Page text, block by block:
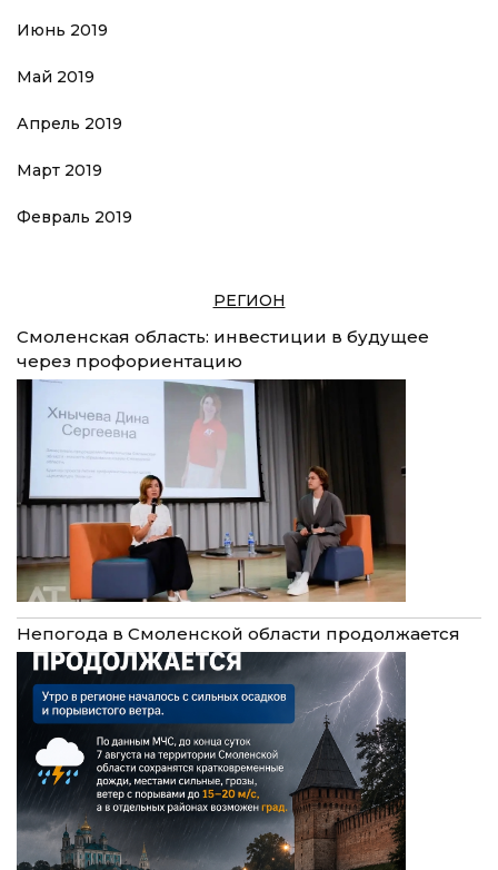
Июнь 2019
Май 2019
Апрель 2019
Март 2019
Февраль 2019
РЕГИОН
Смоленская область: инвестиции в будущее
через профориентацию
Непогода в Смоленской области продолжается